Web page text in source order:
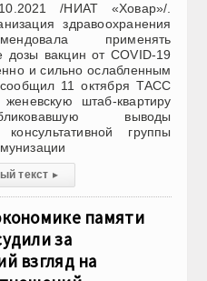
/НИАТ «Ховар»/.
здравоохранения
применять
дозы вакцин от COVID-19
и сильно ослабленным
11 октября ТАСС
штаб-квартиру
выводы
консультативной группы
текст ▸
памяти
за
взгляд на